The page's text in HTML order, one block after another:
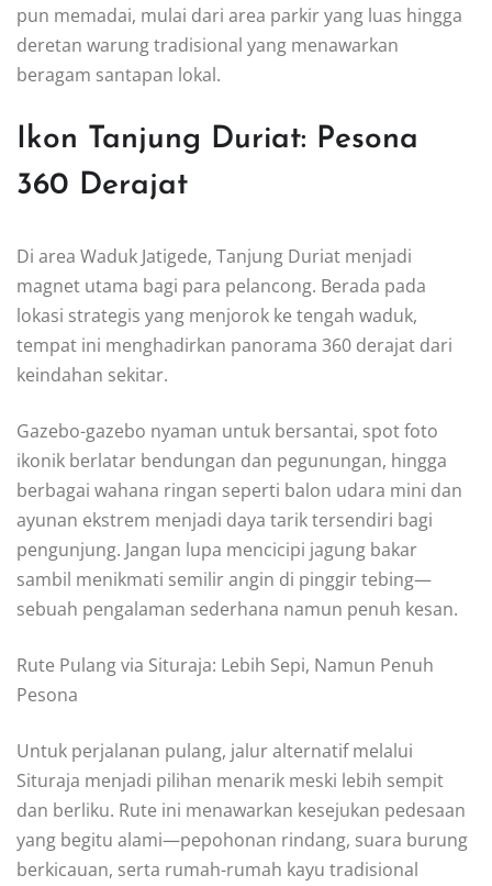
pun memadai, mulai dari area parkir yang luas hingga
deretan warung tradisional yang menawarkan
beragam santapan lokal.
Ikon Tanjung Duriat: Pesona
360 Derajat
Di area Waduk Jatigede, Tanjung Duriat menjadi
magnet utama bagi para pelancong. Berada pada
lokasi strategis yang menjorok ke tengah waduk,
tempat ini menghadirkan panorama 360 derajat dari
keindahan sekitar.
Gazebo-gazebo nyaman untuk bersantai, spot foto
ikonik berlatar bendungan dan pegunungan, hingga
berbagai wahana ringan seperti balon udara mini dan
ayunan ekstrem menjadi daya tarik tersendiri bagi
pengunjung. Jangan lupa mencicipi jagung bakar
sambil menikmati semilir angin di pinggir tebing—
sebuah pengalaman sederhana namun penuh kesan.
Rute Pulang via Situraja: Lebih Sepi, Namun Penuh
Pesona
Untuk perjalanan pulang, jalur alternatif melalui
Situraja menjadi pilihan menarik meski lebih sempit
dan berliku. Rute ini menawarkan kesejukan pedesaan
yang begitu alami—pepohonan rindang, suara burung
berkicauan, serta rumah-rumah kayu tradisional